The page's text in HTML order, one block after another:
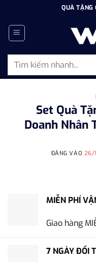
dung
QUÀ TẶNG
Tìm
Set Quà
Doanh Nhân
ĐĂNG VÀO 26/
MIỄN PHÍ
Giao hàng
7 NGÀY ĐỔI